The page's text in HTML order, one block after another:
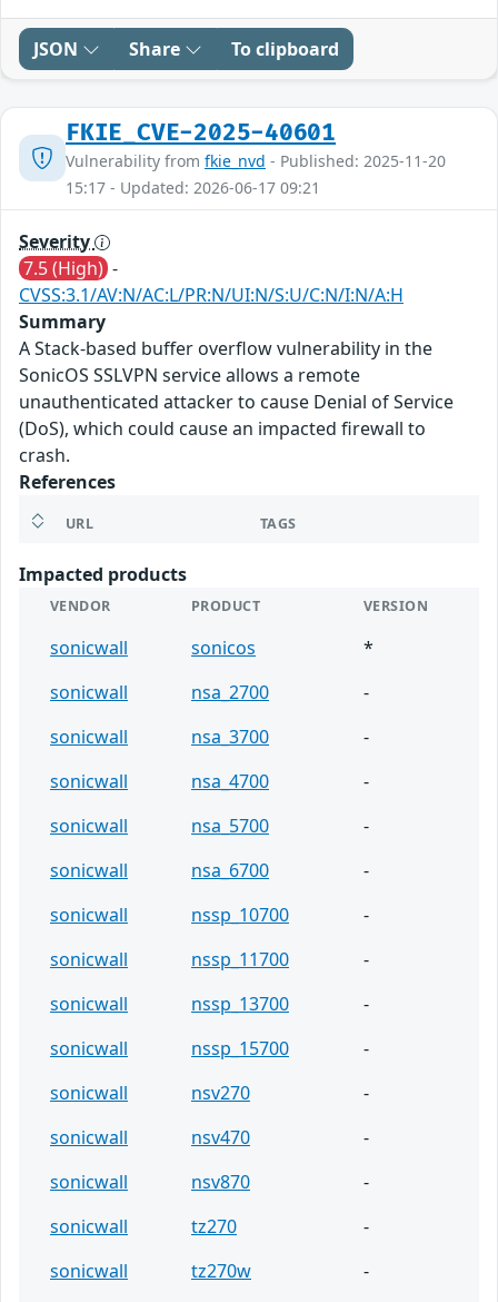
JSON Share To clipboard
FKIE_CVE-2025-40601
Vulnerability from fkie_nvd - Published: 2025-11-20
15:17 - Updated: 2026-06-17 09:21
Severity
7.5 (High) -
CVSS:3.1/AV:N/AC:L/PR:N/UI:N/S:U/C:N/I:N/A:H
Summary
A Stack-based buffer overflow vulnerability in the
SonicOS SSLVPN service allows a remote
unauthenticated attacker to cause Denial of Service
(DoS), which could cause an impacted firewall to
crash.
References
URL TAGS
Impacted products
VENDOR PRODUCT VERSION
sonicwall sonicos
*
sonicwall
nsa_2700
-
sonicwall
nsa_3700
-
sonicwall
nsa_4700
-
sonicwall
nsa_5700
-
sonicwall
nsa_6700
-
sonicwall
nssp_10700
-
sonicwall
nssp_11700
-
sonicwall
nssp_13700
-
sonicwall
nssp_15700
-
sonicwall
nsv270
-
sonicwall
nsv470
-
sonicwall
nsv870
-
sonicwall
tz270
-
sonicwall
tz270w -